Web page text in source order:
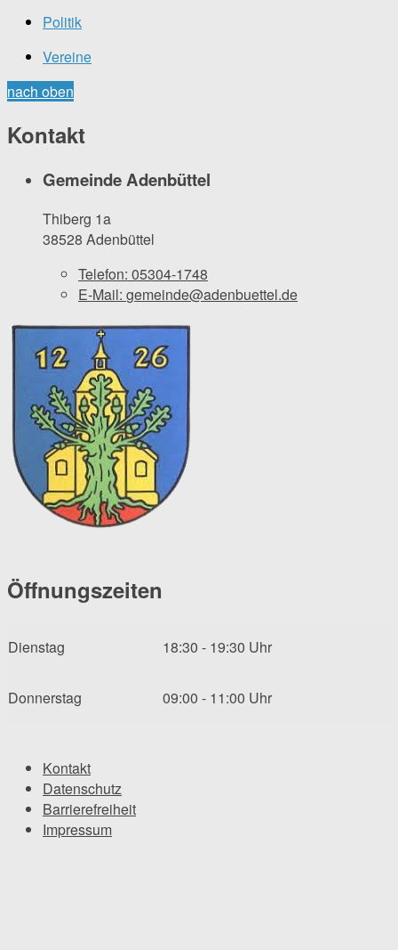
Politik
Vereine
nach oben
Kontakt
Gemeinde Adenbüttel
Thiberg 1a
38528 Adenbüttel
Telefon: 05304-1748
E-Mail: gemeinde@adenbuettel.de
Öffnungszeiten
Dienstag 18:30 - 19:30 Uhr
Donnerstag 09:00 - 11:00 Uhr
Kontakt
Datenschutz
Barrierefreiheit
Impressum